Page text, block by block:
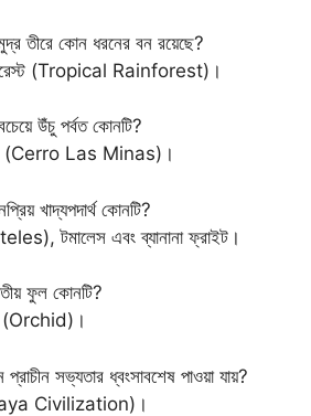
তীরে কোন ধরনের বন রয়েছে?
(Tropical Rainforest)।
উঁচু পর্বত কোনটি?
(Cerro Las Minas)।
খাদ্যপদার্থ কোনটি?
টমালেস এবং ব্যানানা ফ্রাইট।
ফুল কোনটি?
(Orchid)।
প্রাচীন সভ্যতার ধ্বংসাবশেষ পাওয়া যায়?
Civilization)।